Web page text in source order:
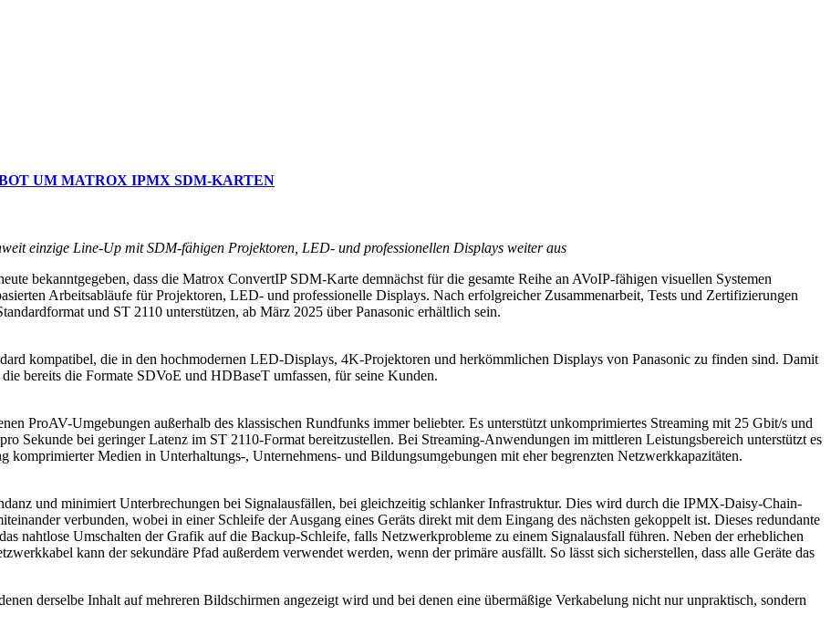
UM MATROX IPMX SDM-KARTEN
einzige Line-Up mit SDM-fähigen Projektoren, LED- und professionellen Displays weiter aus
bekanntgegeben, dass die Matrox ConvertIP SDM-Karte demnächst für die gesamte Reihe an AVoIP-fähigen visuellen Systemen
Arbeitsabläufe für Projektoren, LED- und professionelle Displays. Nach erfolgreicher Zusammenarbeit, Tests und Zertifizierungen
und ST 2110 unterstützen, ab März 2025 über Panasonic erhältlich sein.
kompatibel, die in den hochmodernen LED-Displays, 4K-Projektoren und herkömmlichen Displays von Panasonic zu finden sind. Damit
bereits die Formate SDVoE und HDBaseT umfassen, für seine Kunden.
ProAV-Umgebungen außerhalb des klassischen Rundfunks immer beliebter. Es unterstützt unkomprimiertes Streaming mit 25 Gbit/s und
Sekunde bei geringer Latenz im ST 2110-Format bereitzustellen. Bei Streaming-Anwendungen im mittleren Leistungsbereich unterstützt es
Medien in Unterhaltungs-, Unternehmens- und Bildungsumgebungen mit eher begrenzten Netzwerkkapazitäten.
und minimiert Unterbrechungen bei Signalausfällen, bei gleichzeitig schlanker Infrastruktur. Dies wird durch die IPMX-Daisy-Chain-
verbunden, wobei in einer Schleife der Ausgang eines Geräts direkt mit dem Eingang des nächsten gekoppelt ist. Dieses redundante
nahtlose Umschalten der Grafik auf die Backup-Schleife, falls Netzwerkprobleme zu einem Signalausfall führen. Neben der erheblichen
kann der sekundäre Pfad außerdem verwendet werden, wenn der primäre ausfällt. So lässt sich sicherstellen, dass alle Geräte das
derselbe Inhalt auf mehreren Bildschirmen angezeigt wird und bei denen eine übermäßige Verkabelung nicht nur unpraktisch, sondern